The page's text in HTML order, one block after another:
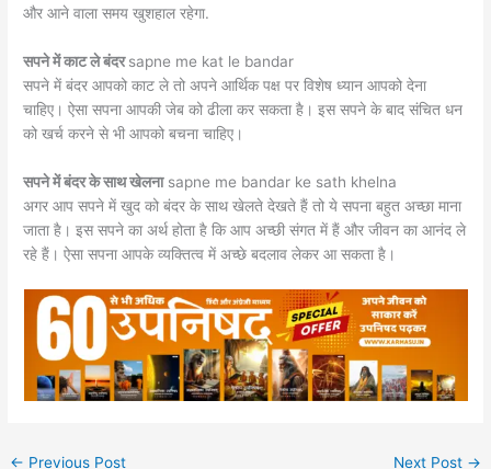
और आने वाला समय खुशहाल रहेगा.
सपने में काट ले बंदरsapne me kat le bandar
सपने में बंदर आपको काट ले तो अपने आर्थिक पक्ष पर विशेष ध्यान आपको देना
चाहिए। ऐसा सपना आपकी जेब को ढीला कर सकता है। इस सपने के बाद संचित धन
को खर्च करने से भी आपको बचना चाहिए।
सपने में बंदर के साथ खेलनाsapne me bandar ke sath khelna
अगर आप सपने में खुद को बंदर के साथ खेलते देखते हैं तो ये सपना बहुत अच्छा माना
जाता है। इस सपने का अर्थ होता है कि आप अच्छी संगत में हैं और जीवन का आनंद ले
रहे हैं। ऐसा सपना आपके व्यक्तित्व में अच्छे बदलाव लेकर आ सकता है।
← Previous Post Next Post →